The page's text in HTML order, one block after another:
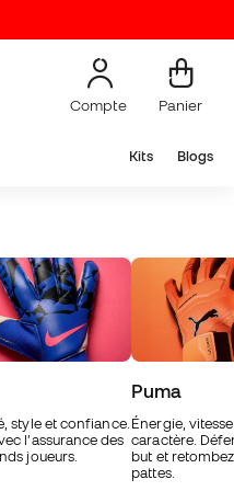
Compte Panier
Kits Blogs
style et confiance.
l’assurance des
joueurs.
Puma
Énergie,
caractère.
but et
pattes.